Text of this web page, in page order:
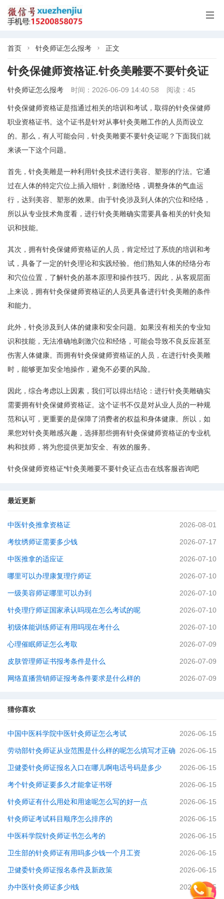

首页  针灸师证怎么报考  正文
针灸保健师资格证.针灸美雕要不要针灸证
针灸师证怎么报考 时间：2026-06-09 14:40:58 阅读：45
针灸保健师资格证是指通过相关的培训和考试，取得的针灸保健师
职业资格证书。这个证书是针对从事针灸美雕工作的人员而设立
的。那么，有人可能会问，针灸美雕要不要针灸证呢？下面我们就
来谈一下这个问题。
首先，针灸美雕是一种利用针灸技术进行美容、塑形的疗法。它通
过在人体的特定穴位上插入细针，刺激经络，调整身体的气血运
行，达到美容、塑形的效果。由于针灸涉及到人体的穴位和经络，
所以从专业技术角度看，进行针灸美雕确实需要具备相关的针灸知
识和技能。
其次，拥有针灸保健师资格证的人员，肯定经过了系统的培训和考
试，具备了一定的针灸理论和实践经验。他们熟知人体的经络分布
和穴位位置，了解针灸的基本原理和操作技巧。因此，从客观层面
上来说，拥有针灸保健师资格证的人员更具备进行针灸美雕的条件
和能力。
此外，针灸涉及到人体的健康和安全问题。如果没有相关的专业知
识和技能，无法准确地刺激穴位和经络，可能会导致不良反应甚至
伤害人体健康。而拥有针灸保健师资格证的人员，在进行针灸美雕
时，能够更加安全地操作，避免不必要的风险。
因此，综合考虑以上因素，我们可以得出结论：进行针灸美雕确实
需要拥有针灸保健师资格证。这个证书不仅是对从业人员的一种规
范和认可，更重要的是保障了消费者的权益和身体健康。所以，如
果您对针灸美雕感兴趣，选择那些拥有针灸保健师资格证的专业机
构和技师，将为您提供更加安全、有效的服务。
针灸保健师资格证*针灸美雕要不要针灸证点击在线客服咨询吧
最近更新
中医针灸推拿资格证 2026-08-01
考纹绣师证需要多少钱 2026-07-17
中医推拿的适应证 2026-07-10
哪里可以办理康复理疗师证 2026-07-10
一级美容师证哪里可以办到 2026-07-10
针灸理疗师证国家承认吗现在怎么考试的呢 2026-07-10
初级体能训练师证有用吗现在考什么 2026-07-10
心理催眠师证怎么考取 2026-07-09
皮肤管理师证书报考条件是什么 2026-07-09
网络直播营销师证报考条件要求是什么样的 2026-07-09
猜你喜欢
中国中医科学院中医针灸师证怎么考试 2026-06-15
劳动部针灸师证从业范围是什么样的呢怎么填写才正确 2026-06-15
卫健委针灸师证报名入口在哪儿啊电话号码是多少 2026-06-15
考个针灸师证要多久才能拿证书呀 2026-06-15
针灸师证有什么用处和用途呢怎么写的好一点 2026-06-15
针灸师证考试科目顺序怎么排序的 2026-06-15
中医科学院针灸师证书怎么考的 2026-06-15
卫生部的针灸师证有用吗多少钱一个月工资 2026-06-15
卫健委针灸师证报名条件及新政策 2026-06-15
办中医针灸师证多少l钱 2026-06-15